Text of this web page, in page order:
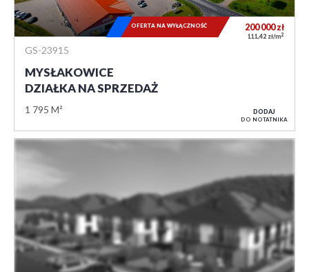
GS-23915
MYSŁAKOWICE
DZIAŁKA NA SPRZEDAŻ
1 795 M²
200 000zł
111,42 zł/m2
OFERTA NA WYŁĄCZNOŚĆ
DODAJ
DO NOTATNIKA